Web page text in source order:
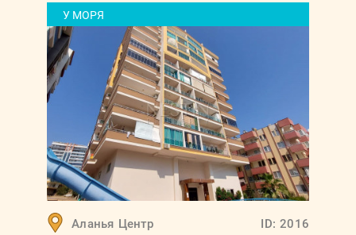
У МОРЯ
Аланья Центр ID: 2016